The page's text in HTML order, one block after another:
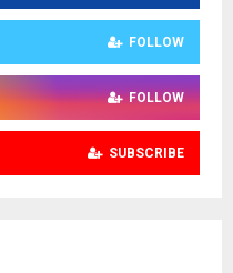
FOLLOW
FOLLOW
SUBSCRIBE